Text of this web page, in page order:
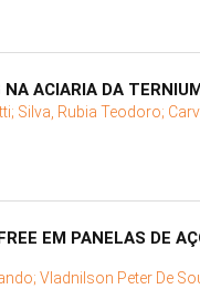
ACIARIA DA
Silva, Rubia Teodoro;
EM PANELAS DE
Vladnilson Peter De